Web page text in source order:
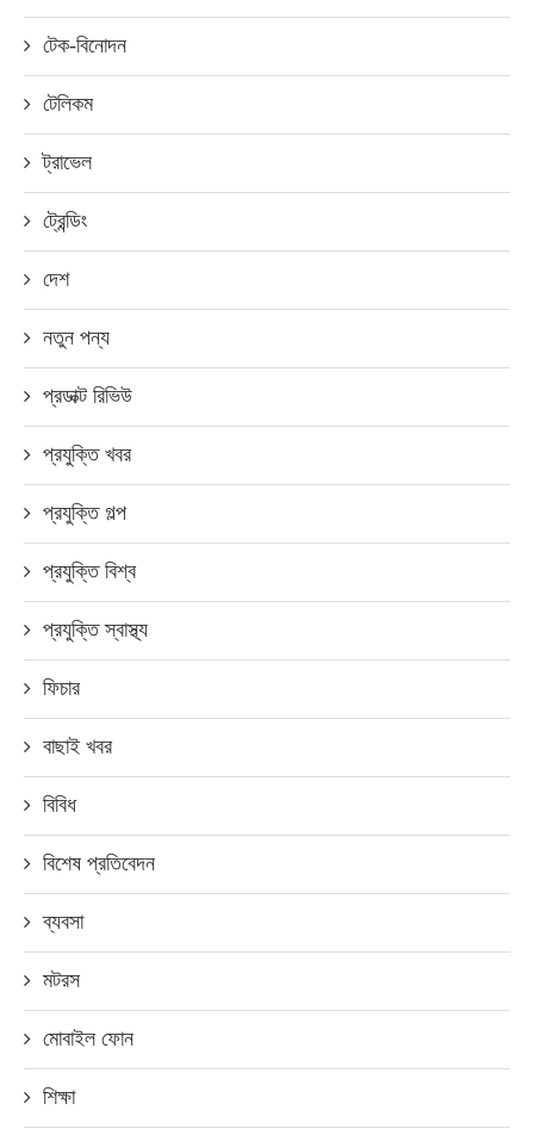
টেক-বিনোদন
টেলিকম
ট্রাভেল
ট্রেন্ডিং
দেশ
নতুন পন্য
প্রডাক্ট রিভিউ
প্রযুক্তি খবর
প্রযুক্তি গল্প
প্রযুক্তি বিশ্ব
প্রযুক্তি স্বাস্থ্য
ফিচার
বাছাই খবর
বিবিধ
বিশেষ প্রতিবেদন
ব্যবসা
মটরস
মোবাইল ফোন
শিক্ষা